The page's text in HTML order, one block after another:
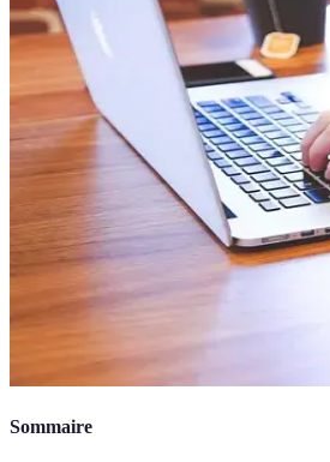
Sommaire